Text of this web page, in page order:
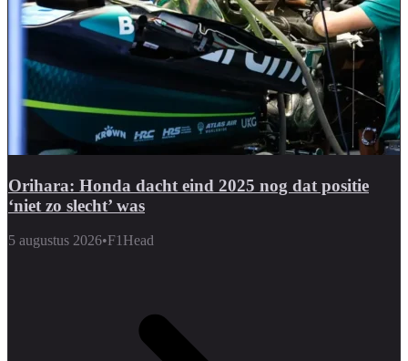
Orihara: Honda dacht eind 2025 nog dat positie
‘niet zo slecht’ was
5 augustus 2026•F1Head